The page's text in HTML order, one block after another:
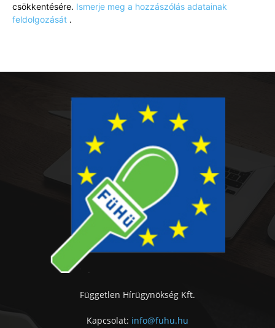
csökkentésére. Ismerje meg a hozzászólás adatainak
feldolgozását .
Független Hírügynökség Kft.
Kapcsolat: info@fuhu.hu